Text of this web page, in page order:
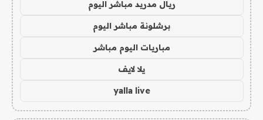
ريال مدريد مباشر اليوم
برشلونة مباشر اليوم
مباريات اليوم مباشر
يلا لايف
yalla live